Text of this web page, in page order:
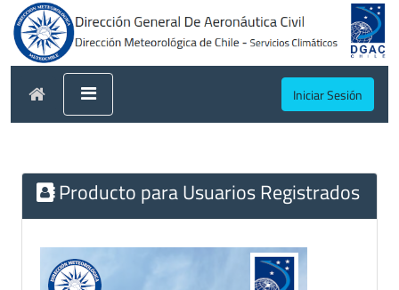
Iniciar Sesión
Producto para Usuarios Registrados